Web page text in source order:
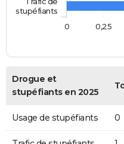
stupéfiants
0
0,25
Drogue et
stupéfiants en 2025
Usage de stupéfiants 0